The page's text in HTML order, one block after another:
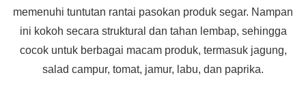
memenuhi tuntutan rantai pasokan produk segar. Nampan
ini kokoh secara struktural dan tahan lembap, sehingga
cocok untuk berbagai macam produk, termasuk jagung,
salad campur, tomat, jamur, labu, dan paprika.